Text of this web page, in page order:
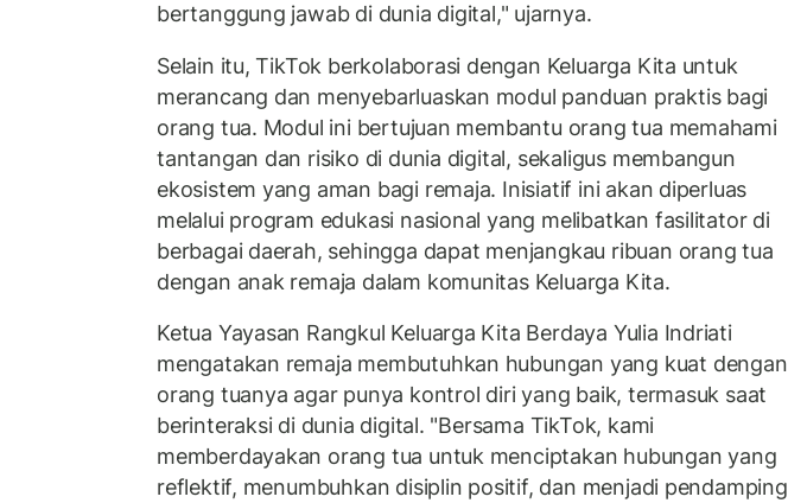
bertanggung jawab di dunia digital," ujarnya.
Selain itu, TikTok berkolaborasi dengan Keluarga Kita untuk
merancang dan menyebarluaskan modul panduan praktis bagi
orang tua. Modul ini bertujuan membantu orang tua memahami
tantangan dan risiko di dunia digital, sekaligus membangun
ekosistem yang aman bagi remaja. Inisiatif ini akan diperluas
melalui program edukasi nasional yang melibatkan fasilitator di
berbagai daerah, sehingga dapat menjangkau ribuan orang tua
dengan anak remaja dalam komunitas Keluarga Kita.
Ketua Yayasan Rangkul Keluarga Kita Berdaya Yulia Indriati
mengatakan remaja membutuhkan hubungan yang kuat dengan
orang tuanya agar punya kontrol diri yang baik, termasuk saat
berinteraksi di dunia digital. "Bersama TikTok, kami
memberdayakan orang tua untuk menciptakan hubungan yang
reflektif, menumbuhkan disiplin positif, dan menjadi pendamping